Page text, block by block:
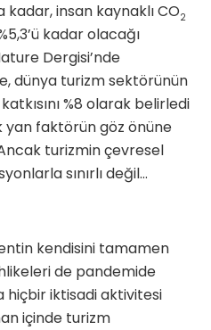
kadar, insan kaynaklı CO2
ka­dar olacağı
Dergisi’nde
dünya turizm sektörü­nün
%8 olarak belirledi
yan faktörün göz önüne
turizmin çevresel
sınırlı değil…
ken­disini tamamen
de pandemide
hiçbir iktisadi aktivitesi
içinde turizm